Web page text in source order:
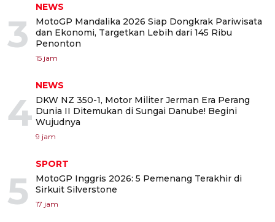
3
NEWS
MotoGP Mandalika 2026 Siap Dongkrak Pariwisata
dan Ekonomi, Targetkan Lebih dari 145 Ribu
Penonton
15 jam
4
NEWS
DKW NZ 350-1, Motor Militer Jerman Era Perang
Dunia II Ditemukan di Sungai Danube! Begini
Wujudnya
9 jam
5
SPORT
MotoGP Inggris 2026: 5 Pemenang Terakhir di
Sirkuit Silverstone
17 jam